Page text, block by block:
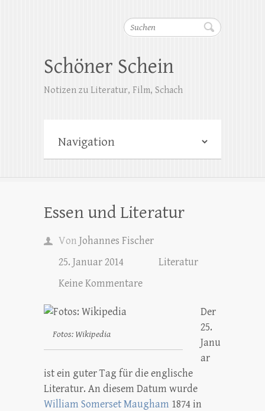
Suchen
Schöner Schein
Notizen zu Literatur, Film, Schach
Essen und Literatur
Von Johannes Fischer
25. Januar 2014
Literatur
Keine Kommentare
Fotos: Wikipedia
Der
25.
Janu
ar
ist ein guter Tag für die englische
Literatur. An diesem Datum wurde
William Somerset Maugham 1874 in